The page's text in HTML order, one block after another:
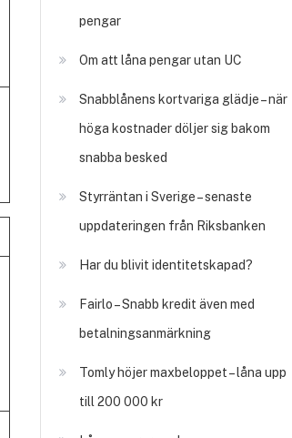
pengar
Om att låna pengar utan UC
Snabblånens kortvariga glädje – när
höga kostnader döljer sig bakom
snabba besked
Styrräntan i Sverige – senaste
uppdateringen från Riksbanken
Har du blivit identitetskapad?
Fairlo – Snabb kredit även med
betalningsanmärkning
Tomly höjer maxbeloppet – låna upp
till 200 000 kr